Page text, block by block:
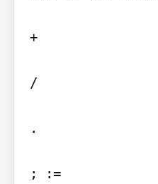
+
/
.
; :=